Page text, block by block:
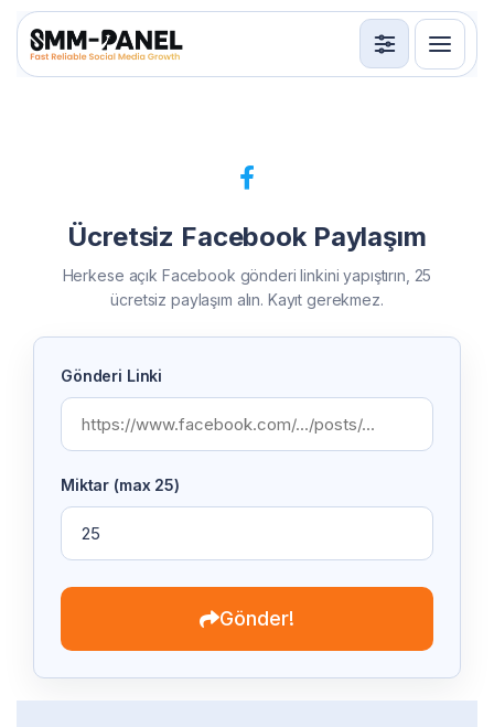
Kullanım Şartları
Giriş Yap Üye Ol
Ücretsiz Facebook Paylaşım
Herkese açık Facebook gönderi linkini yapıştırın, 25
ücretsiz paylaşım alın. Kayıt gerekmez.
Gönderi Linki
Miktar (max 25)
Gönder!